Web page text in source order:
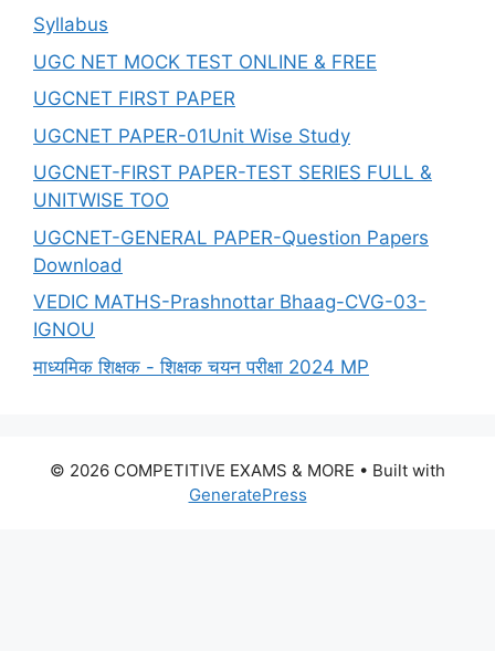
Syllabus
UGC NET MOCK TEST ONLINE & FREE
UGCNET FIRST PAPER
UGCNET PAPER-01Unit Wise Study
UGCNET-FIRST PAPER-TEST SERIES FULL &
UNITWISE TOO
UGCNET-GENERAL PAPER-Question Papers
Download
VEDIC MATHS-Prashnottar Bhaag-CVG-03-
IGNOU
माध्यमिक शिक्षक - शिक्षक चयन परीक्षा 2024 MP
© 2026 COMPETITIVE EXAMS & MORE • Built with
GeneratePress